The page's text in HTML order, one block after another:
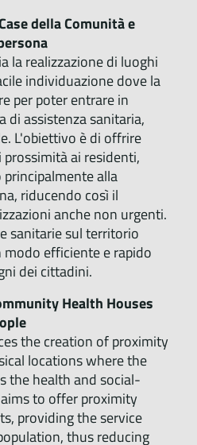
della Comunità e
la realizzazione di luoghi
individuazione dove la
per poter entrare in
di assistenza sanitaria,
L'obiettivo è di offrire
ai residenti,
alla
riducendo così il
anche non urgenti.
sanitarie sul territorio
efficiente e rapido
dei cittadini.
Health Houses
the creation of proximity
locations where the
the health and social-
to offer proximity
providing the service
thus reducing